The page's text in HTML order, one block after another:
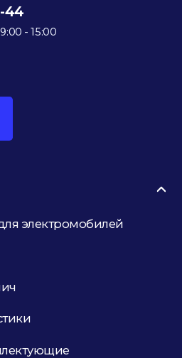
44
- 15:00
электромобилей